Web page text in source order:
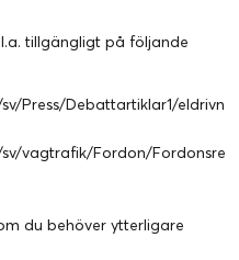
tillgängligt på följande
Press/Debattartiklar1/eldrivn
vagtrafik/Fordon/Fordonsre
du behöver ytterligare